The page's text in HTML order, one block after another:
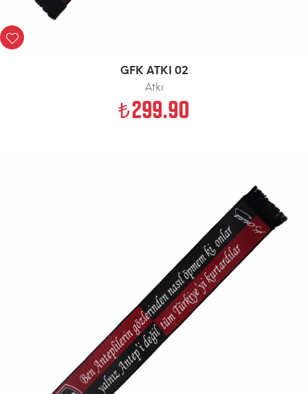
GFK ATKI 02
Atkı
299.90